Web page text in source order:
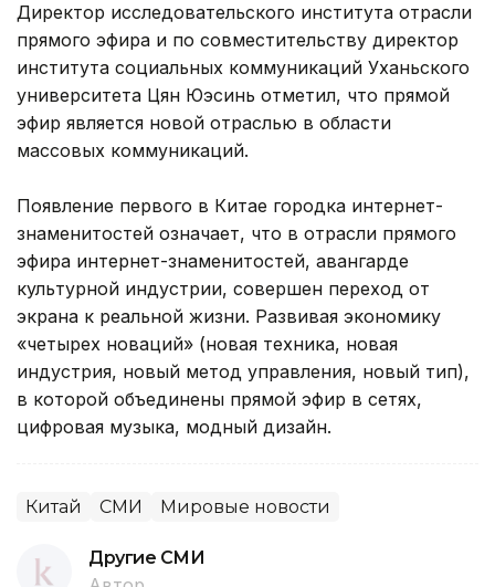
Директор исследовательского института отрасли
прямого эфира и по совместительству директор
института социальных коммуникаций Уханьского
университета Цян Юэсинь отметил, что прямой
эфир является новой отраслью в области
массовых коммуникаций.
Появление первого в Китае городка интернет-
знаменитостей означает, что в отрасли прямого
эфира интернет-знаменитостей, авангарде
культурной индустрии, совершен переход от
экрана к реальной жизни. Развивая экономику
«четырех новаций» (новая техника, новая
индустрия, новый метод управления, новый тип),
в которой объединены прямой эфир в сетях,
цифровая музыка, модный дизайн.
Китай СМИ Мировые новости
Другие СМИ